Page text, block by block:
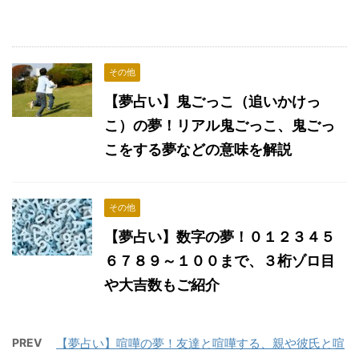
その他
【夢占い】鬼ごっこ（追いかけっ
こ）の夢！リアル鬼ごっこ、鬼ごっ
こをする夢などの意味を解説
その他
【夢占い】数字の夢！０１２３４５
６７８９～１００まで、３桁ゾロ目
や大吉数もご紹介
PREV
【夢占い】喧嘩の夢！友達と喧嘩する、親や彼氏と喧